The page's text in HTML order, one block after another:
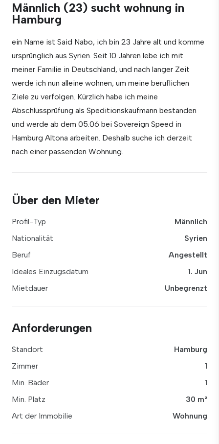
Männlich (23) sucht wohnung in
Hamburg
ein Name ist Said Nabo, ich bin 23 Jahre alt und komme
ursprünglich aus Syrien. Seit 10 Jahren lebe ich mit
meiner Familie in Deutschland, und nach langer Zeit
werde ich nun alleine wohnen, um meine beruflichen
Ziele zu verfolgen. Kürzlich habe ich meine
Abschlussprüfung als Speditionskaufmann bestanden
und werde ab dem 05.06 bei Sovereign Speed in
Hamburg Altona arbeiten. Deshalb suche ich derzeit
nach einer passenden Wohnung.
Über den Mieter
Profil-Typ
Männlich
Nationalität
Syrien
Beruf
Angestellt
Ideales Einzugsdatum
1. Jun
Mietdauer
Unbegrenzt
Anforderungen
Standort
Hamburg
Zimmer
1
Min. Bäder
1
Min. Platz
30 m²
Art der Immobilie
Wohnung